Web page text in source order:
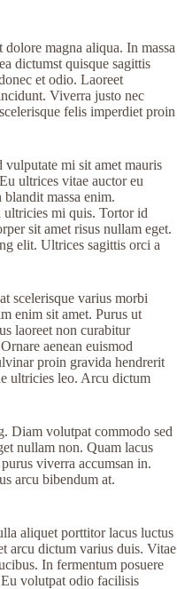
magna aliqua. In massa
dictumst quisque sagittis
et odio. Laoreet
Viverra justo nec
felis imperdiet proin
mi sit amet mauris
ultrices vitae auctor eu
massa enim.
ultricies mi quis. Tortor id
sit amet risus nullam eget.
elit. Ultrices sagittis orci a
scelerisque varius morbi
enim sit amet. Purus ut
laoreet non curabitur
aenean euismod
proin gravida hendrerit
ultricies leo. Arcu dictum
Diam volutpat commodo sed
nullam non. Quam lacus
viverra accumsan in.
arcu bibendum at.
aliquet porttitor lacus luctus
arcu dictum varius duis. Vitae
In fermentum posuere
volutpat odio facilisis